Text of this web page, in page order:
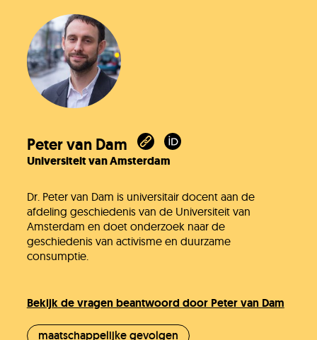
Peter van Dam
Universiteit van Amsterdam
Dr. Peter van Dam is universitair docent aan de
afdeling geschiedenis van de Universiteit van
Amsterdam en doet onderzoek naar de
geschiedenis van activisme en duurzame
consumptie.
Bekijk de vragen beantwoord door Peter van Dam
maatschappelijke gevolgen
Heb je het antwoord dat je zocht niet
gevonden?
Stel je vraag
In behandeling
Werken bij